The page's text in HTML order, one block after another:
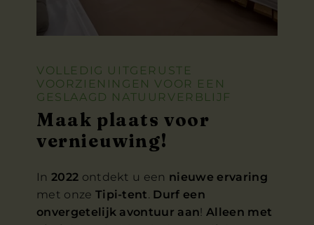
VOLLEDIG UITGERUSTE
VOORZIENINGEN VOOR EEN
GESLAAGD NATUURVERBLIJF
Maak plaats voor
vernieuwing!
In 2022 ontdekt u een nieuwe ervaring
met onze Tipi-tent. Durf een
onvergetelijk avontuur aan! Alleen met